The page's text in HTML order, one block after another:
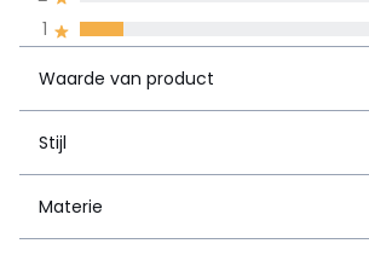
1
2 0
3
4 2
Deze
1
Waarde van product
Stijl
Materie